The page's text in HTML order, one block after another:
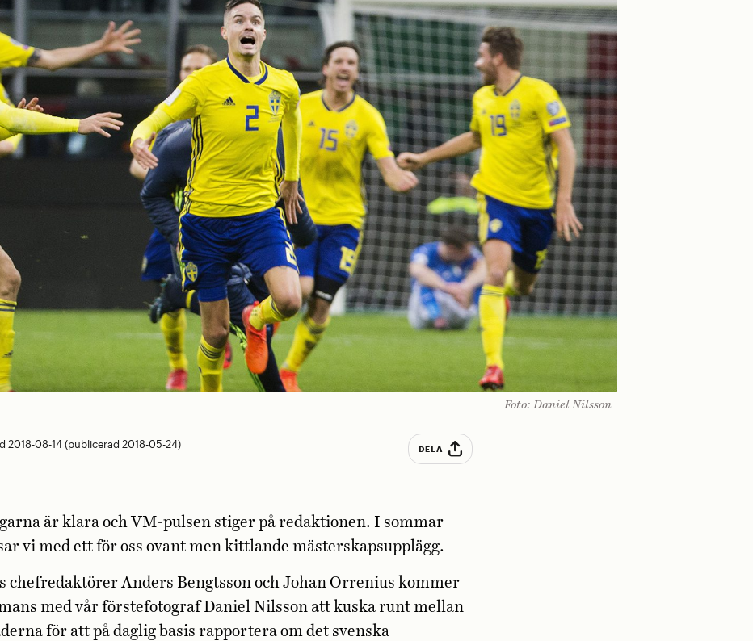
Foto: Daniel Nilsson
2018-08-14 (publicerad 2018-05-24) DELA
är klara och VM-pulsen stiger på redaktionen. I sommar
vi med ett för oss ovant men kittlande mästerskapsupplägg.
chefredaktörer Anders Bengtsson och Johan Orrenius kommer
med vår förstefotograf Daniel Nilsson att kuska runt mellan
för att på daglig basis rapportera om det svenska